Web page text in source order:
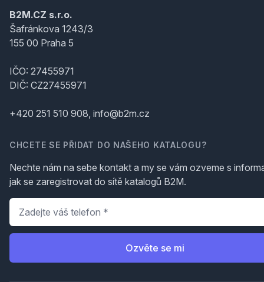
B2M.CZ s.r.o.
Šafránkova 1243/3
155 00 Praha 5
IČO: 27455971
DIČ: CZ27455971
+420 251 510 908, info@b2m.cz
CHCETE SE PŘIDAT DO NAŠEHO KATALOGU?
Nechte nám na sebe kontakt a my se vám ozveme s
jak se zaregistrovat do sítě katalogů B2M.
Telefon
Ozvěte se mi